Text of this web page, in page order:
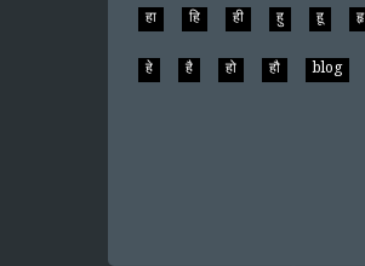
हा हि ही हु हू हृ
हे है हो हौ blog